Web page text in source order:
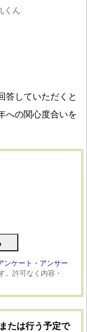
くん
答していただくと
への関心度合いを
ンケート・アンサー
。許可なく内容・
たは行う予定で